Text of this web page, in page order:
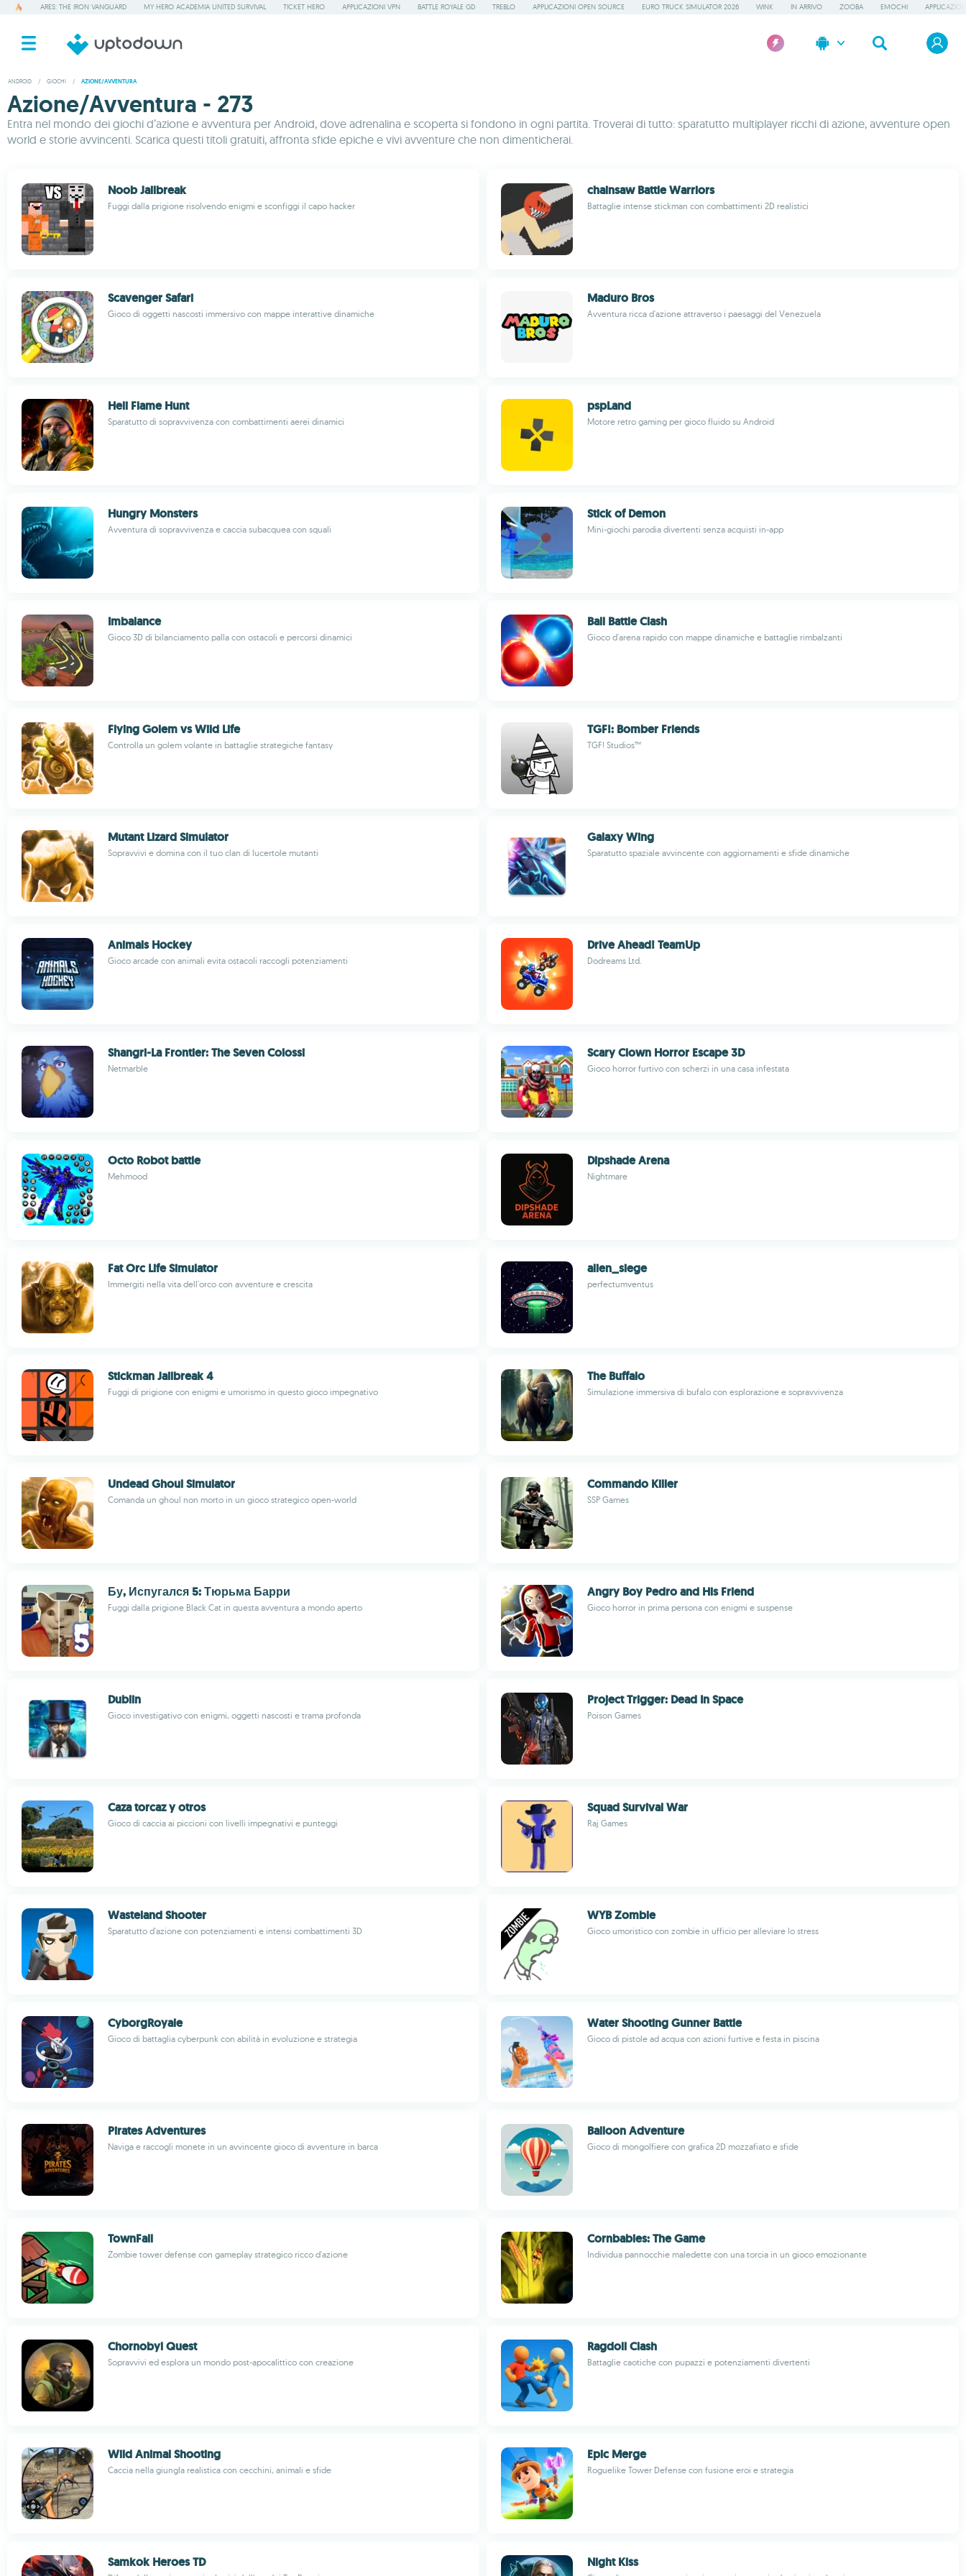
ARES: THE IRON VANGUARD MY HERO ACADEMIA UNITED SURVIVAL TICKET HERO APPLICAZIONI VPN BATTLE ROYALE GD TREBLO APPLICAZIONI OPEN SOURCE EURO TRUCK SIMULATOR 2026 WINK IN ARRIVO ZOOBA EMOCHI
ANDROID / GIOCHI / AZIONE/AVVENTURA
Azione/Avventura - 273
Entra nel mondo dei giochi d’azione e avventura per Android, dove adrenalina e scoperta si fondono in ogni partita. Troverai di tutto: sparatutto multiplayer ricchi di azione, avventure open
world e storie avvincenti. Scarica questi titoli gratuiti, affronta sfide epiche e vivi avventure che non dimenticherai.
Noob Jailbreak
Fuggi dalla prigione risolvendo enigmi e sconfiggi il capo hacker
chainsaw Battle Warriors
Battaglie intense stickman con combattimenti 2D realistici
Scavenger Safari
Gioco di oggetti nascosti immersivo con mappe interattive dinamiche
Maduro Bros
Avventura ricca d'azione attraverso i paesaggi del Venezuela
Heli Flame Hunt
Sparatutto di sopravvivenza con combattimenti aerei dinamici
pspLand
Motore retro gaming per gioco fluido su Android
Hungry Monsters
Avventura di sopravvivenza e caccia subacquea con squali
Stick of Demon
Mini-giochi parodia divertenti senza acquisti in-app
Imbalance
Gioco 3D di bilanciamento palla con ostacoli e percorsi dinamici
Ball Battle Clash
Gioco d'arena rapido con mappe dinamiche e battaglie rimbalzanti
Flying Golem vs Wild Life
Controlla un golem volante in battaglie strategiche fantasy
TGF!: Bomber Friends
TGF! Studios™
Mutant Lizard Simulator
Sopravvivi e domina con il tuo clan di lucertole mutanti
Galaxy Wing
Sparatutto spaziale avvincente con aggiornamenti e sfide dinamiche
Animals Hockey
Gioco arcade con animali evita ostacoli raccogli potenziamenti
Drive Ahead! TeamUp
Dodreams Ltd.
Shangri-La Frontier: The Seven Colossi
Netmarble
Scary Clown Horror Escape 3D
Gioco horror furtivo con scherzi in una casa infestata
Octo Robot battle
Mehmood
Dipshade Arena
Nightmare
Fat Orc Life Simulator
Immergiti nella vita dell'orco con avventure e crescita
alien_siege
perfectumventus
Stickman Jailbreak 4
Fuggi di prigione con enigmi e umorismo in questo gioco impegnativo
The Buffalo
Simulazione immersiva di bufalo con esplorazione e sopravvivenza
Undead Ghoul Simulator
Comanda un ghoul non morto in un gioco strategico open-world
Commando Killer
SSP Games
Бу, Испугался 5: Тюрьма Барри
Fuggi dalla prigione Black Cat in questa avventura a mondo aperto
Angry Boy Pedro and His Friend
Gioco horror in prima persona con enigmi e suspense
Dublin
Gioco investigativo con enigmi, oggetti nascosti e trama profonda
Project Trigger: Dead In Space
Poison Games
Caza torcaz y otros
Gioco di caccia ai piccioni con livelli impegnativi e punteggi
Squad Survival War
Raj Games
Wasteland Shooter
Sparatutto d'azione con potenziamenti e intensi combattimenti 3D
WYB Zombie
Gioco umoristico con zombie in ufficio per alleviare lo stress
CyborgRoyale
Gioco di battaglia cyberpunk con abilità in evoluzione e strategia
Water Shooting Gunner Battle
Gioco di pistole ad acqua con azioni furtive e festa in piscina
Pirates Adventures
Naviga e raccogli monete in un avvincente gioco di avventure in barca
Balloon Adventure
Gioco di mongolfiere con grafica 2D mozzafiato e sfide
TownFall
Zombie tower defense con gameplay strategico ricco d'azione
Cornbabies: The Game
Individua pannocchie maledette con una torcia in un gioco emozionante
Chornobyl Quest
Sopravvivi ed esplora un mondo post-apocalittico con creazione
Ragdoll Clash
Battaglie caotiche con pupazzi e potenziamenti divertenti
Wild Animal Shooting
Caccia nella giungla realistica con cecchini, animali e sfide
Epic Merge
Roguelike Tower Defense con fusione eroi e strategia
Samkok Heroes TD Night Kiss